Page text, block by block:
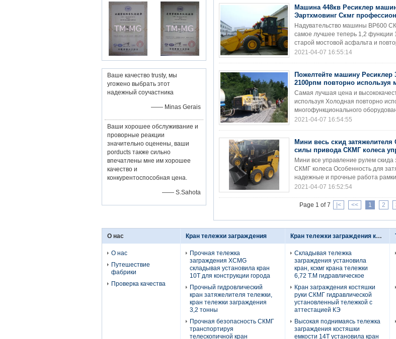
Ваше качество trusty, мы
угожено выбрать этот
надежный соучастника
—— Minas Gerais
Ваши хорошее обслуживание и
проворные реакции
значительно оценены, ваши
porducts также сильно
впечатлены мне им хорошее
качество и
конкурентоспособная цена.
—— S.Sahota
Машина 448кв Ресиклер
Эартхмовинг Скмг
Надувательство машины ВР600
самое лучшее теперь 1,2
старой мостовой асфальта и
2021-04-07 16:55:14
Пожелтейте машину
2100рпм повторно используя
Самая лучшая цена и
используя Холодная повторно
многофункционального
2021-04-07 16:54:55
Мини весь скид
силы привода СКМГ колеса
Мини все управление рулем
СКМГ колеса Особенность для
надежные и прочные работа
2021-04-07 16:52:54
Page 1 of 7 |< << 1 2
О нас
О нас
Путешествие
фабрики
Проверка качества
Кран тележки заграждения
Прочная тележка
заграждения XCMG
складывая установила кран
10T для конструкции города
Прочный гидровлический
кран затяжелителя тележки,
кран тележки заграждения
3,2 тонны
Прочная безопасность СКМГ
транспортируя
телескопичной кран
Кран тележки заграждения костяшки
Складывая тележка
заграждения установила
кран, кскмг крана тележки
6,72 Т.М гидравлическое
Кран заграждения костяшки
руки СКМГ гидравлической
установленный тележкой с
аттестацией КЭ
Высокая поднимаясь тележка
заграждения костяшки
емкости 14Т установила кран